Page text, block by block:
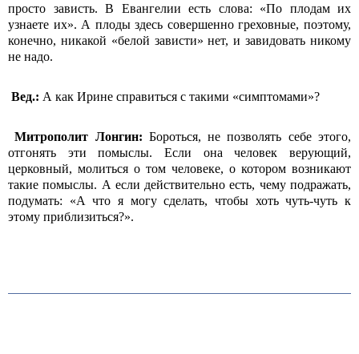
просто зависть. В Евангелии есть слова: «По плодам их
узнаете их». А плоды здесь совершенно греховные, поэтому,
конечно, никакой «белой зависти» нет, и завидовать никому
не надо.
Вед.: А как Ирине справиться с такими «симптомами»?
Митрополит Лонгин: Бороться, не позволять себе этого,
отгонять эти помыслы. Если она человек верующий,
церковный, молиться о том человеке, о котором возникают
такие помыслы. А если действительно есть, чему подражать,
подумать: «А что я могу сделать, чтобы хоть чуть-чуть к
этому приблизиться?».